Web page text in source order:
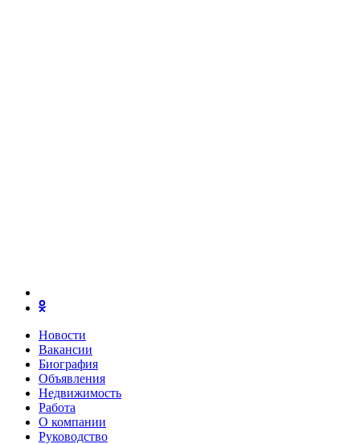
Новости
Вакансии
Биография
Объявления
Недвижимость
Работа
О компании
Руководство